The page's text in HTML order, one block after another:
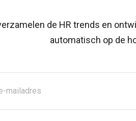
de HR trends en
automatisch op de